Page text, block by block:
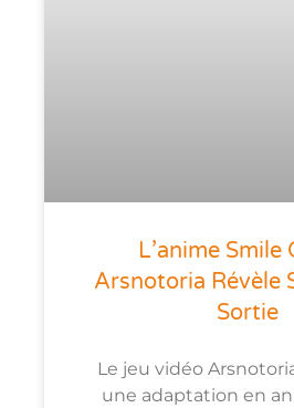
L’anime Smile
Arsnotoria Révèle
Sortie
Le jeu vidéo
une adaptation en